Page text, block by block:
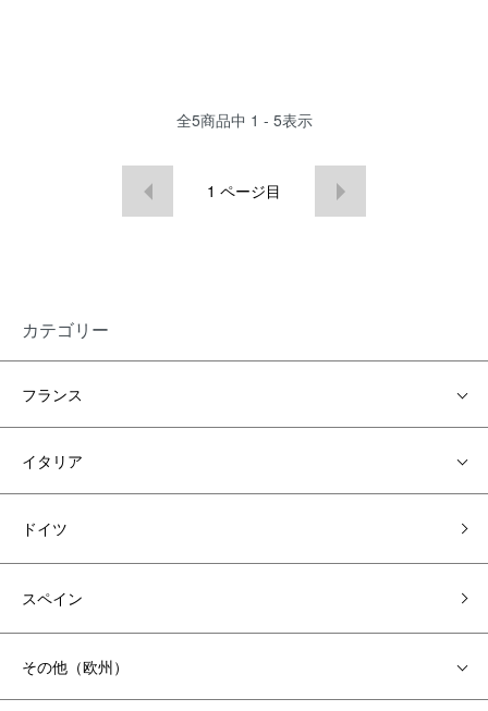
全5商品中 1 - 5表示
1 ページ目
カテゴリー
フランス
イタリア
ドイツ
スペイン
その他（欧州）